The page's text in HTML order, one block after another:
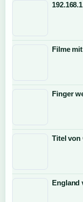
Filme
Finger
Titel von
England